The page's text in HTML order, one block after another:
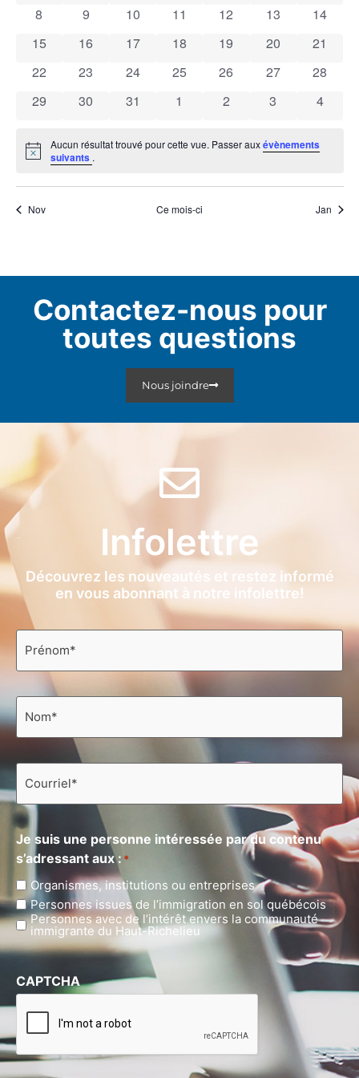
Évènements
0 évènements
8 0 évènements
9 0 évènements
10 0 évènements
11 0 évènements
12 0 évènements
13 0
14
0 évènements
15 0 évènements
16 0 évènements
17 0 évènements
18 0 évènements
19 0 évènements
20 0
21
0 évènements
22 0 évènements
23 0 évènements
24 0 évènements
25 0 évènements
26 0 évènements
27 0
28
0 évènements
29 0 évènements
30 0 évènements
31 0 évènements
1 0 évènements
2 0 évènements
3 0
4
Notice
Aucun résultat trouvé pour cette vue. Passer auxévènements
suivants .
Nov Ce mois-ci Jan
Contactez-nous pour
toutes questions
Nous joindre
Infolettre
Découvrez les nouveautés et restez informé
en vous abonnant à notre infolettre!
Prénom
Nom
Courriel
Je suis une personne intéressée par du contenu
s’adressant aux : *
Organismes, institutions ou entreprises
Personnes issues de l’immigration en sol québécois
Personnes avec de l’intérêt envers la communauté
immigrante du Haut-Richelieu
CAPTCHA